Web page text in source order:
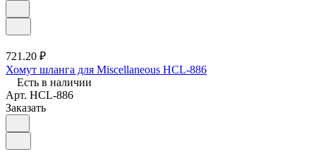
721.20 ₽
Хомут шланга для Miscellaneous HCL-886
Есть в наличии
Арт. HCL-886
Заказать